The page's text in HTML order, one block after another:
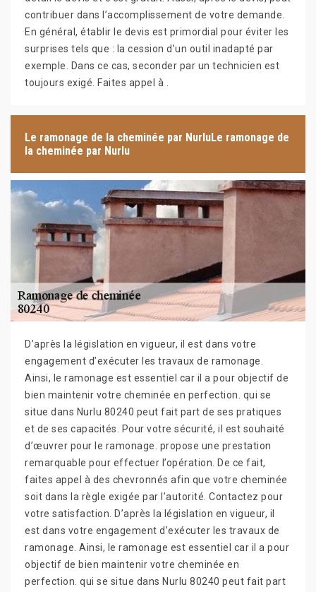
contribuer dans l’accomplissement de votre demande.
En général, établir le devis est primordial pour éviter les
surprises tels que : la cession d’un outil inadapté par
exemple. Dans ce cas, seconder par un technicien est
toujours exigé. Faites appel à .
Le ramonage de la cheminée par NurluLe ramonage de
la cheminée par Nurlu
D’après la législation en vigueur, il est dans votre
engagement d’exécuter les travaux de ramonage.
Ainsi, le ramonage est essentiel car il a pour objectif de
bien maintenir votre cheminée en perfection. qui se
situe dans Nurlu 80240 peut fait part de ses pratiques
et de ses capacités. Pour votre sécurité, il est souhaité
d’œuvrer pour le ramonage. propose une prestation
remarquable pour effectuer l’opération. De ce fait,
faites appel à des chevronnés afin que votre cheminée
soit dans la règle exigée par l’autorité. Contactez pour
votre satisfaction. D’après la législation en vigueur, il
est dans votre engagement d’exécuter les travaux de
ramonage. Ainsi, le ramonage est essentiel car il a pour
objectif de bien maintenir votre cheminée en
perfection. qui se situe dans Nurlu 80240 peut fait part